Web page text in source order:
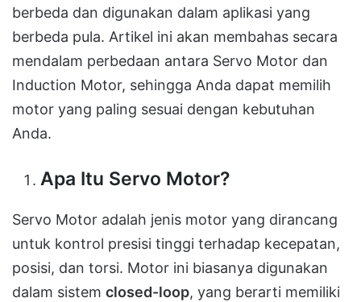
berbeda dan digunakan dalam aplikasi yang
berbeda pula. Artikel ini akan membahas secara
mendalam perbedaan antara Servo Motor dan
Induction Motor, sehingga Anda dapat memilih
motor yang paling sesuai dengan kebutuhan
Anda.
Apa Itu Servo Motor?
Servo Motor adalah jenis motor yang dirancang
untuk kontrol presisi tinggi terhadap kecepatan,
posisi, dan torsi. Motor ini biasanya digunakan
dalam sistem closed-loop, yang berarti memiliki